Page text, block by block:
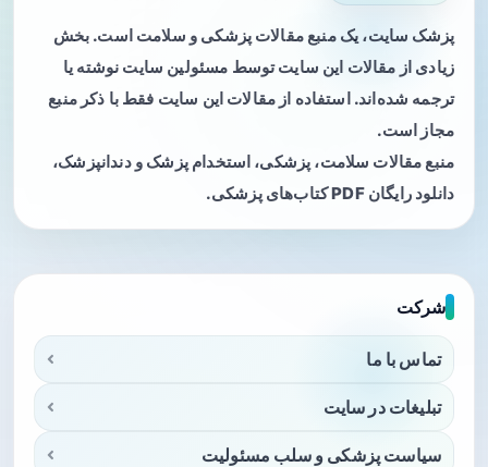
پزشک سایت، یک منبع مقالات پزشکی و سلامت است. بخش
زیادی از مقالات این سایت توسط مسئولین سایت نوشته یا
ترجمه شده‌اند. استفاده از مقالات این سایت فقط با ذکر منبع
مجاز است.
منبع مقالات سلامت، پزشکی، استخدام پزشک و دندانپزشک،
دانلود رایگان PDF کتاب‌های پزشکی.
شرکت
تماس با ما
تبلیغات در سایت
سیاست پزشکی و سلب مسئولیت